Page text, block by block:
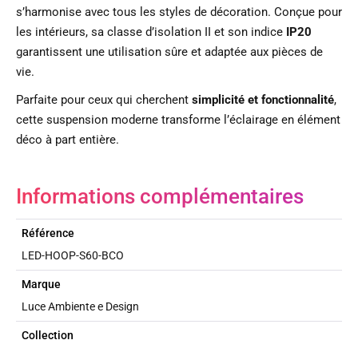
s’harmonise avec tous les styles de décoration. Conçue pour
les intérieurs, sa classe d’isolation II et son indice IP20
garantissent une utilisation sûre et adaptée aux pièces de
vie.
Parfaite pour ceux qui cherchent simplicité et fonctionnalité,
cette suspension moderne transforme l’éclairage en élément
déco à part entière.
Informations complémentaires
Référence
LED-HOOP-S60-BCO
Marque
Luce Ambiente e Design
Collection